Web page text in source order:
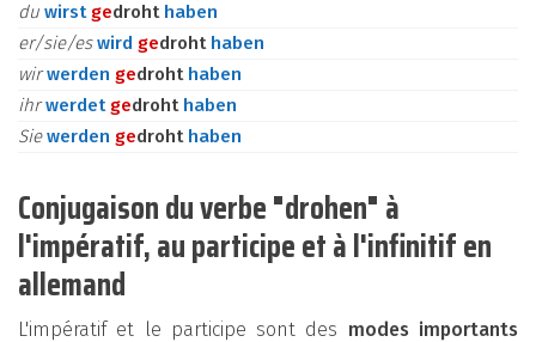
du wirst gedroht haben
er/sie/eswird gedroht haben
wirwerden gedroht haben
ihrwerdet gedroht haben
Siewerden gedroht haben
Conjugaison du verbe "drohen" à
l'impératif, au participe et à l'infinitif en
allemand
L'impératif et le participe sont des modes importants